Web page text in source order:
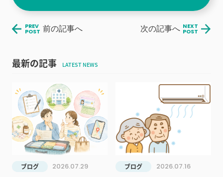
PREV
POST 前の記事へ 次の記事へ NEXT
POST
最新の記事 LATEST NEWS
2026.07.29
ブログ 2026.07.16
ブログ